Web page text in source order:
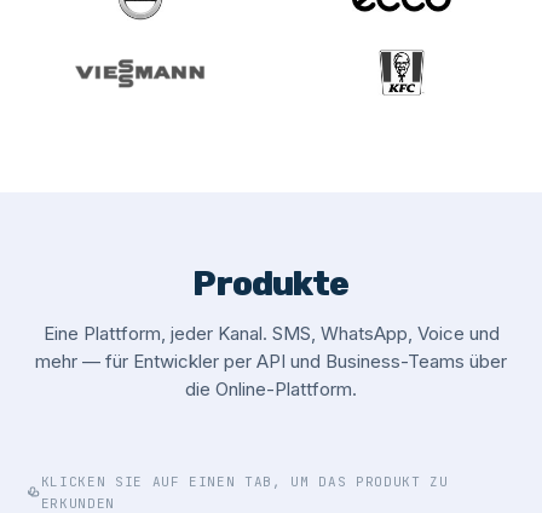
Produkte
Eine Plattform, jeder Kanal. SMS, WhatsApp, Voice und
mehr — für Entwickler per API und Business-Teams über
die Online-Plattform.
KLICKEN SIE AUF EINEN TAB, UM DAS PRODUKT ZU
ERKUNDEN